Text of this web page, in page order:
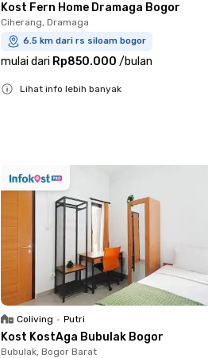
Kost Fern Home Dramaga Bogor
Ciherang, Dramaga
6.5 km dari rs siloam bogor
mulai dari Rp850.000 /bulan
Lihat info lebih banyak
Coliving • Putri
Kost KostAga Bubulak Bogor
Bubulak, Bogor Barat